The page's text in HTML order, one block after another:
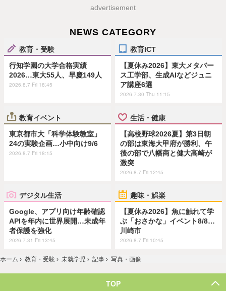
advertisement
NEWS CATEGORY
教育・受験
行知学園の大学合格実績
2026…東大55人、早慶149人
2026.8.7 Fri 18:45
教育ICT
【夏休み2026】東大メタバー
ス工学部、生成AIなどジュニ
ア講座6選
2026.7.30 Thu 11:15
教育イベント
東京都市大「科学体験教室」
24の実験企画…小中向け9/6
2026.8.7 Fri 18:15
生活・健康
【高校野球2026夏】第3日朝
の部は東海大甲府が勝利、午
後の部で八幡商と健大高崎が
激突
2026.8.7 Fri 12:45
デジタル生活
Google、アプリ向け年齢確認
APIを年内に世界展開…未成年
者保護を強化
2026.7.31 Fri 13:45
趣味・娯楽
【夏休み2026】魚に触れて学
ぶ「おさかな」イベント8/8…
川崎市
2026.8.7 Fri 10:45
ホーム › 教育・受験 › 未就学児 › 記事 › 写真・画像
TOP